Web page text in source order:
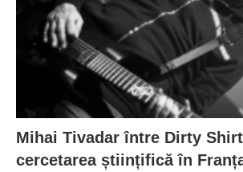
Mihai Tivadar între Dirty
cercetarea științifică în